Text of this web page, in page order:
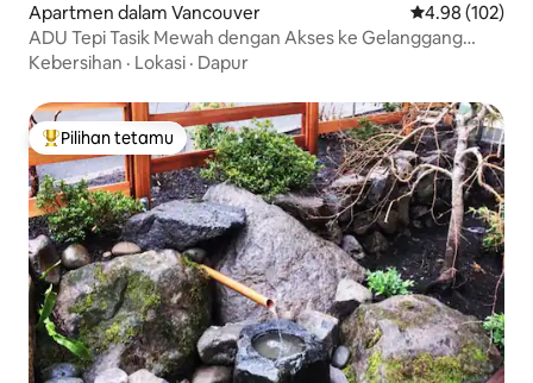
Apartmen dalam Vancouver Penarafan
4.98 (102)
ADU Tepi Tasik Mewah dengan Akses ke Gelanggang
Pickleball
Kebersihan · Lokasi · Dapur
Pilihan utama tetamu
Pilihan tetamu